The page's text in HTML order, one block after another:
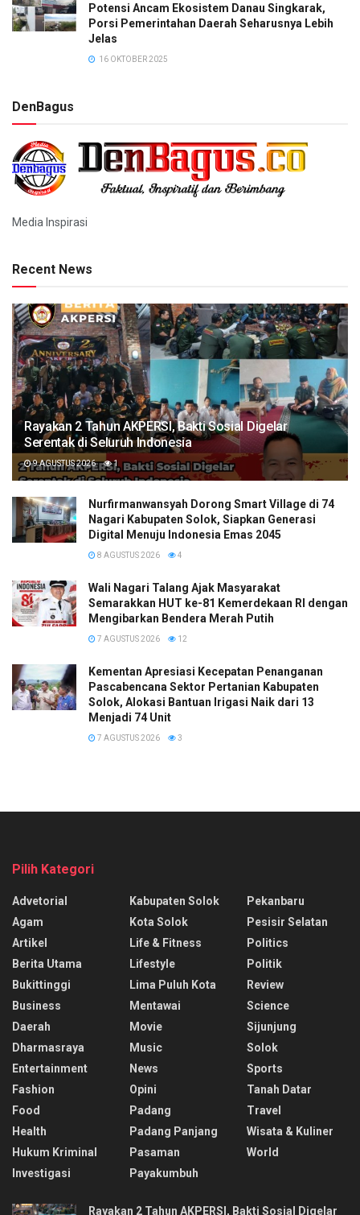
Potensi Ancam Ekosistem Danau Singkarak,
Porsi Pemerintahan Daerah Seharusnya Lebih
Jelas
16 OKTOBER 2025
DenBagus
Media Inspirasi
Recent News
Rayakan 2 Tahun AKPERSI, Bakti Sosial Digelar
Serentak di Seluruh Indonesia
9 AGUSTUS 2026 1
Nurfirmanwansyah Dorong Smart Village di 74
Nagari Kabupaten Solok, Siapkan Generasi
Digital Menuju Indonesia Emas 2045
8 AGUSTUS 2026 4
Wali Nagari Talang Ajak Masyarakat
Semarakkan HUT ke-81 Kemerdekaan RI dengan
Mengibarkan Bendera Merah Putih
7 AGUSTUS 2026 12
Kementan Apresiasi Kecepatan Penanganan
Pascabencana Sektor Pertanian Kabupaten
Solok, Alokasi Bantuan Irigasi Naik dari 13
Menjadi 74 Unit
7 AGUSTUS 2026 3
Pilih Kategori
Advetorial
Agam
Artikel
Berita Utama
Bukittinggi
Business
Daerah
Dharmasraya
Entertainment
Fashion
Food
Health
Hukum Kriminal
Investigasi
Kabupaten Solok
Kota Solok
Life & Fitness
Lifestyle
Lima Puluh Kota
Mentawai
Movie
Music
News
Opini
Padang
Padang Panjang
Pasaman
Payakumbuh
Pekanbaru
Pesisir Selatan
Politics
Politik
Review
Science
Sijunjung
Solok
Sports
Tanah Datar
Travel
Wisata & Kuliner
World
Rayakan 2 Tahun AKPERSI, Bakti Sosial Digelar